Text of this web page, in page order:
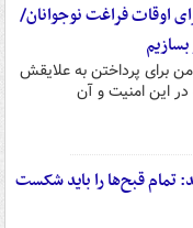
اوقات فراغت نوجوانان/
بسازیم
برای پرداختن به علایقش
در این امنیت و آن
تمام قبح‌ها را باید شکست